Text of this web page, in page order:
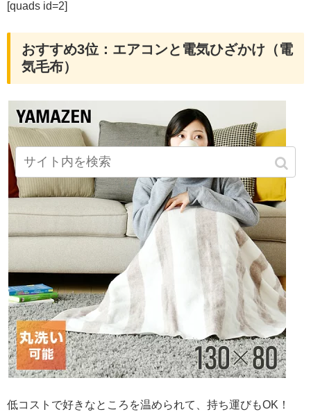
[quads id=2]
おすすめ3位：エアコンと電気ひざかけ（電
気毛布）
低コストで好きなところを温められて、持ち運びもOK！